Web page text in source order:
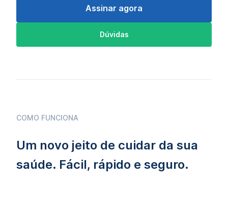
Assinar agora
Dúvidas
COMO FUNCIONA
Um novo jeito de cuidar da sua
saúde. Fácil, rápido e seguro.